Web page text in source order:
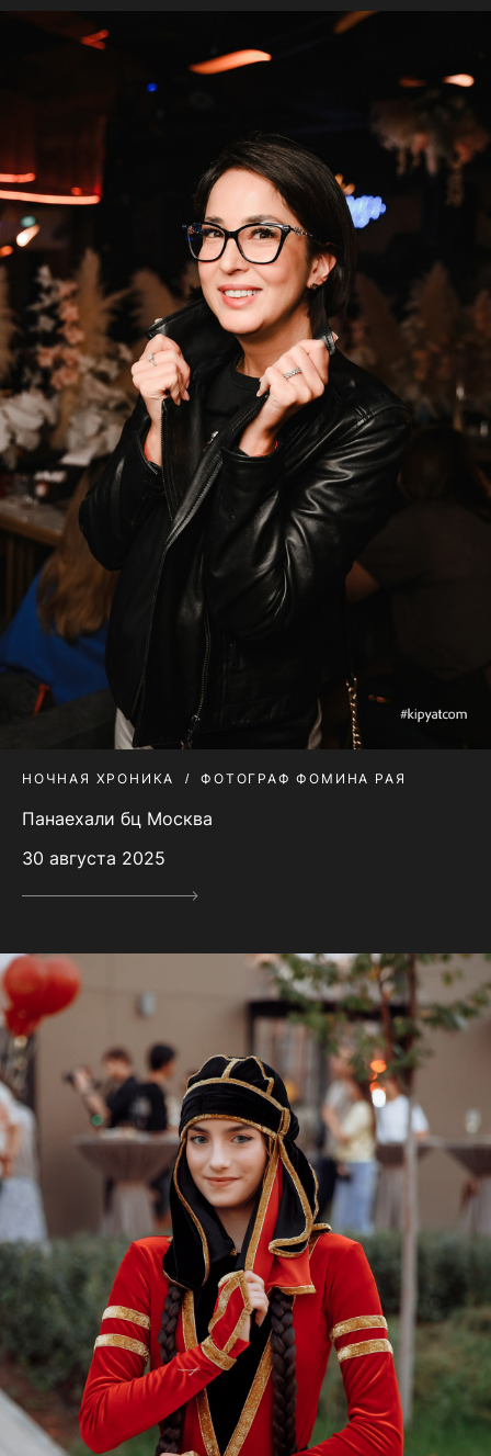
НОЧНАЯ ХРОНИКА ФОТОГРАФ ФОМИНА РАЯ
Панаехали бц Москва
30 августа 2025